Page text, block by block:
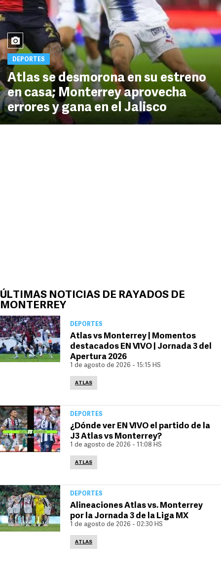
DEPORTES
Atlas se desmorona en su estreno
en casa; Monterrey aprovecha
errores y gana en el Jalisco
ÚLTIMAS NOTICIAS DE RAYADOS DE
MONTERREY
DEPORTES
Atlas vs Monterrey | Momentos
destacados EN VIVO | Jornada 3 del
Apertura 2026
1 de agosto de 2026 - 15:15 HS
ATLAS
DEPORTES
¿Dónde ver EN VIVO el partido de la
J3 Atlas vs Monterrey?
1 de agosto de 2026 - 11:08 HS
ATLAS
DEPORTES
Alineaciones Atlas vs. Monterrey
por la Jornada 3 de la Liga MX
1 de agosto de 2026 - 02:30 HS
ATLAS